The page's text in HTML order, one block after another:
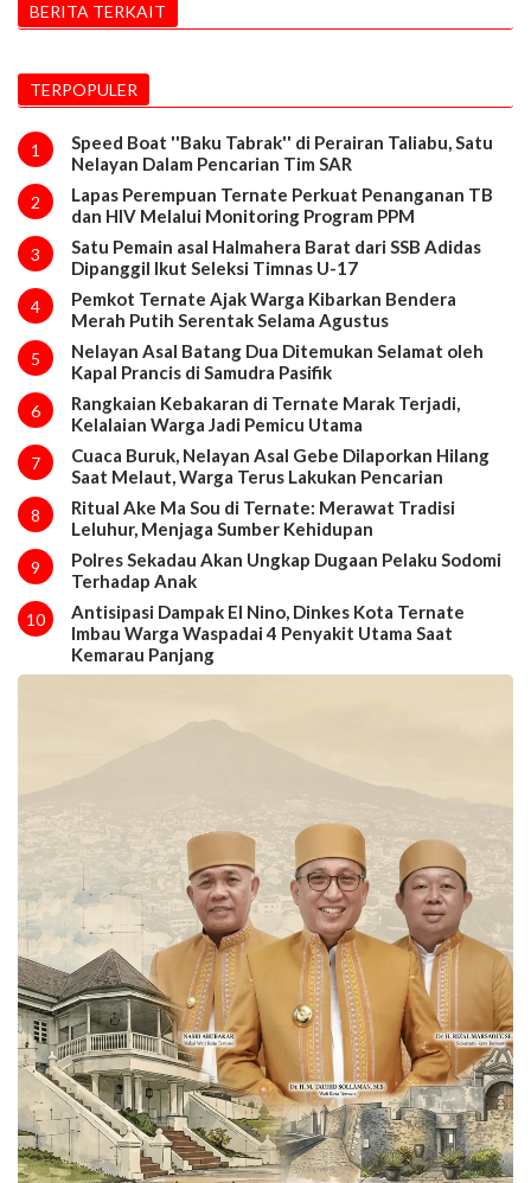
BERITA TERKAIT
TERPOPULER
1
Speed Boat ''Baku Tabrak'' di Perairan Taliabu, Satu
Nelayan Dalam Pencarian Tim SAR
2
Lapas Perempuan Ternate Perkuat Penanganan TB
dan HIV Melalui Monitoring Program PPM
3
Satu Pemain asal Halmahera Barat dari SSB Adidas
Dipanggil Ikut Seleksi Timnas U-17
4
Pemkot Ternate Ajak Warga Kibarkan Bendera
Merah Putih Serentak Selama Agustus
5
Nelayan Asal Batang Dua Ditemukan Selamat oleh
Kapal Prancis di Samudra Pasifik
6
Rangkaian Kebakaran di Ternate Marak Terjadi,
Kelalaian Warga Jadi Pemicu Utama
7
Cuaca Buruk, Nelayan Asal Gebe Dilaporkan Hilang
Saat Melaut, Warga Terus Lakukan Pencarian
8
Ritual Ake Ma Sou di Ternate: Merawat Tradisi
Leluhur, Menjaga Sumber Kehidupan
9
Polres Sekadau Akan Ungkap Dugaan Pelaku Sodomi
Terhadap Anak
10
Antisipasi Dampak El Nino, Dinkes Kota Ternate
Imbau Warga Waspadai 4 Penyakit Utama Saat
Kemarau Panjang